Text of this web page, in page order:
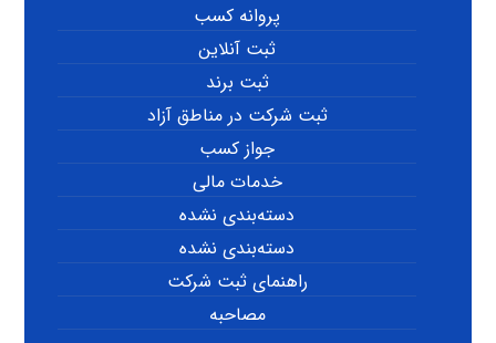
پروانه کسب
ثبت آنلاین
ثبت برند
ثبت شرکت در مناطق آزاد
جواز کسب
خدمات مالی
دسته‌بندی نشده
دسته‌بندی نشده
راهنمای ثبت شرکت
مصاحبه